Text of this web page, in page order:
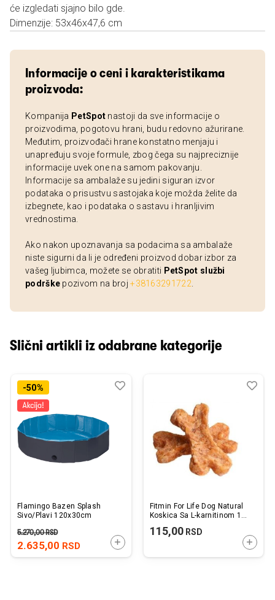
će izgledati sjajno bilo gde.
Dimenzije: 53x46x47,6 cm
Informacije o ceni i karakteristikama
proizvoda:
Kompanija PetSpot nastoji da sve informacije o
proizvodima, pogotovu hrani, budu redovno ažurirane.
Međutim, proizvođači hrane konstatno menjaju i
unapređuju svoje formule, zbog čega su najpreciznije
informacije uvek one na samom pakovanju.
Informacije sa ambalaže su jedini siguran izvor
podataka o prisustvu sastojaka koje možda želite da
izbegnete, kao i podataka o sastavu i hranljivim
vrednostima.
Ako nakon upoznavanja sa podacima sa ambalaže
niste sigurni da li je određeni proizvod dobar izbor za
vašeg ljubimca, možete se obratiti PetSpot službi
podrške pozivom na broj+38163291722
Slični artikli iz odabrane kategorije
-50%
Flamingo Bazen Splash
Sivo/Plavi 120x30cm
2.635,00 RSD
5.270,00RSD
DODAJTE U KORPU
Dodaj
Uporedi
Fitmin For Life Dog Natural
Koskica Sa L-karnitinom 1
115,00RSD